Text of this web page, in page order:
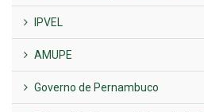
IPVEL
AMUPE
Governo de Pernambuco